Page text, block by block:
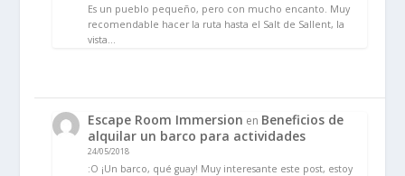
Es un pueblo pequeño, pero con mucho encanto. Muy
recomendable hacer la ruta hasta el Salt de Sallent, la
vista…
Escape Room Immersion en Beneficios de
alquilar un barco para actividades
24/05/2018
:O ¡Un barco, qué guay! Muy interesante este post, estoy